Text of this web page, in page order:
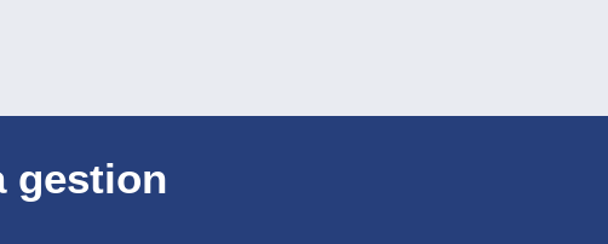
de la gestion